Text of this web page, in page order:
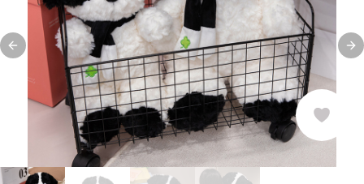
Previous slide